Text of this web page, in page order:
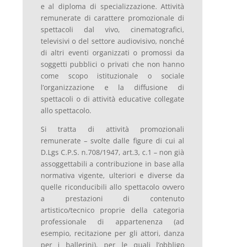
e al diploma di specializzazione. Attività
remunerate di carattere promozionale di
spettacoli dal vivo, cinematografici,
televisivi o del settore audiovisivo, nonché
di altri eventi organizzati o promossi da
soggetti pubblici o privati che non hanno
come scopo istituzionale o sociale
l’organizzazione e la diffusione di
spettacoli o di attività educative collegate
allo spettacolo.
Si tratta di attività promozionali
remunerate – svolte dalle figure di cui al
D.Lgs C.P.S. n.708/1947, art.3, c.1 – non già
assoggettabili a contribuzione in base alla
normativa vigente, ulteriori e diverse da
quelle riconducibili allo spettacolo ovvero
a prestazioni di contenuto
artistico/tecnico proprie della categoria
professionale di appartenenza (ad
esempio, recitazione per gli attori, danza
per i ballerini), per le quali l’obbligo